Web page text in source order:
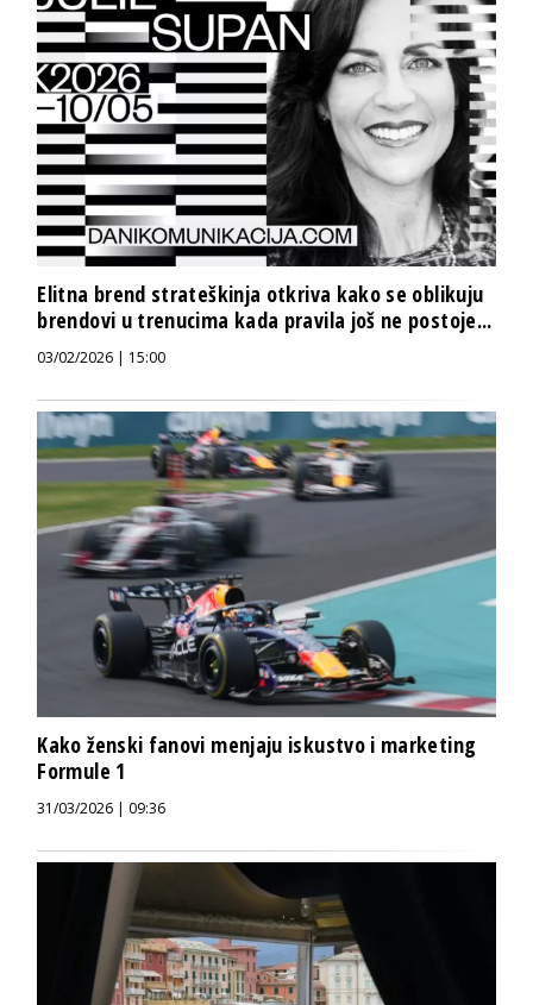
Elitna brend strateškinja otkriva kako se oblikuju
brendovi u trenucima kada pravila još ne postoje...
03/02/2026 | 15:00
Kako ženski fanovi menjaju iskustvo i marketing
Formule 1
31/03/2026 | 09:36